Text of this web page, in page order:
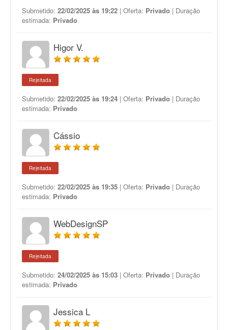
Submetido: 22/02/2025 às 19:22 | Oferta: Privado | Duração
estimada: Privado
Higor V.
Rejeitada
Submetido: 22/02/2025 às 19:24 | Oferta: Privado | Duração
estimada: Privado
Cássio
Rejeitada
Submetido: 22/02/2025 às 19:35 | Oferta: Privado | Duração
estimada: Privado
WebDesignSP
Rejeitada
Submetido: 24/02/2025 às 15:03 | Oferta: Privado | Duração
estimada: Privado
Jessica L